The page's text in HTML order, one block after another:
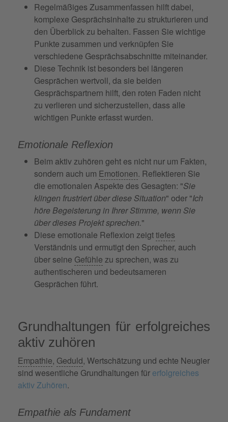
Regelmäßiges Zusammenfassen hilft dabei,
komplexe Gesprächsinhalte zu strukturieren und
den Überblick zu behalten. Fassen Sie wichtige
Punkte zusammen und verknüpfen Sie
verschiedene Gesprächsabschnitte miteinander.
Diese Technik ist besonders bei längeren
Gesprächen wertvoll, da sie beiden
Gesprächspartnern hilft, den roten Faden nicht
zu verlieren und sicherzustellen, dass alle
wichtigen Punkte erfasst wurden.
Emotionale Reflexion
Beim aktiv zuhören geht es nicht nur um Fakten,
sondern auch um Emotionen. Reflektieren Sie
die emotionalen Aspekte des Gesagten: "Sie
klingen frustriert über diese Situation" oder "Ich
höre Begeisterung in Ihrer Stimme, wenn Sie
über dieses Projekt sprechen."
Diese emotionale Reflexion zeigttiefes
Verständnis und ermutigt den Sprecher, auch
über seine Gefühle zu sprechen, was zu
authentischeren und bedeutsameren
Gesprächen führt.
Grundhaltungen für erfolgreiches
aktiv zuhören
Empathie, Geduld, Wertschätzung und echte Neugier
sind wesentliche Grundhaltungen für erfolgreiches
aktiv Zuhören.
Empathie als Fundament